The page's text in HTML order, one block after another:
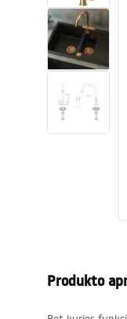
Vonios
Vonios
Produkto